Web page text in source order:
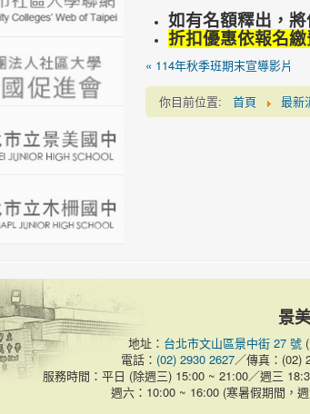
如有名額釋出，
折扣優惠依報名繳
« 114年秋季班期末宣導影片
你目前位置: 首頁 最新
景
地址： 台北市文山區景中街 27 號
電話： (02) 2930 2627／傳真：(02)
服務時間：平日 (除週三) 15:00 ~ 21:00／週三
週六：10:00 ~ 16:00 (寒暑假期間，